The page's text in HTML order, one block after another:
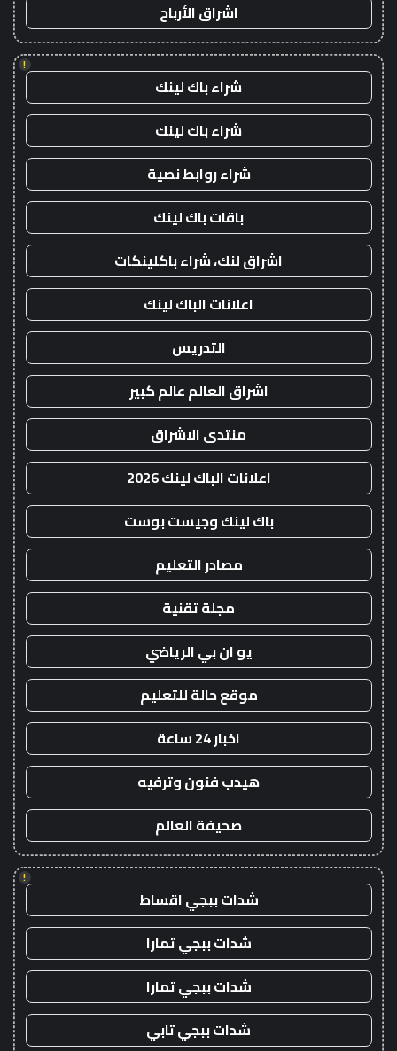
اشراق الأرباح
!
شراء باك لينك
شراء باك لينك
شراء روابط نصية
باقات باك لينك
اشراق لنك، شراء باكلينكات
اعلانات الباك لينك
التدريس
اشراق العالم عالم كبير
منتدى الاشراق
اعلانات الباك لينك 2026
باك لينك وجيست بوست
مصادر التعليم
مجلة تقنية
يو ان بي الرياضي
موقع حالة للتعليم
اخبار 24 ساعة
هيدب فنون وترفيه
صحيفة العالم
!
شدات ببجي اقساط
شدات ببجي تمارا
شدات ببجي تمارا
شدات ببجي تابي